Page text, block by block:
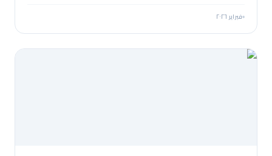
فبراير ٢٠٢٦